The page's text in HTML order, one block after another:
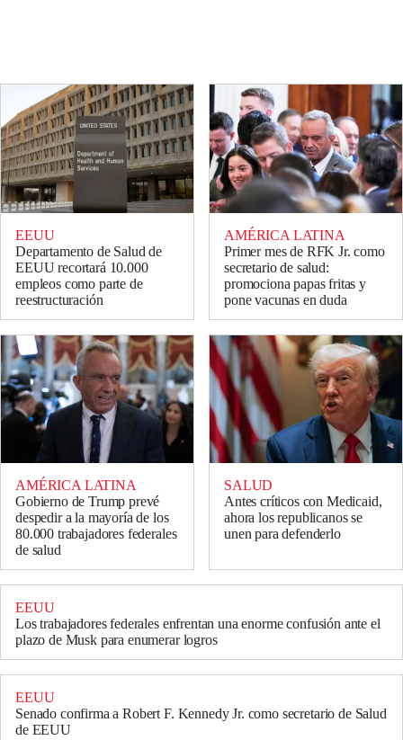
EEUU
Departamento de Salud de
EEUU recortará 10.000
empleos como parte de
reestructuración
AMÉRICA LATINA
Primer mes de RFK Jr. como
secretario de salud:
promociona papas fritas y
pone vacunas en duda
AMÉRICA LATINA
Gobierno de Trump prevé
despedir a la mayoría de los
80.000 trabajadores federales
de salud
SALUD
Antes críticos con Medicaid,
ahora los republicanos se
unen para defenderlo
EEUU
Los trabajadores federales enfrentan una enorme confusión ante el
plazo de Musk para enumerar logros
EEUU
Senado confirma a Robert F. Kennedy Jr. como secretario de Salud
de EEUU